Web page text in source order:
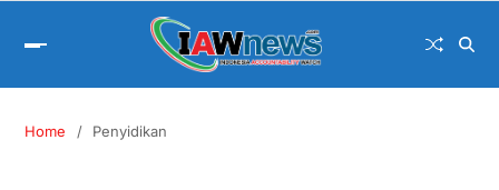
Home Penyidikan